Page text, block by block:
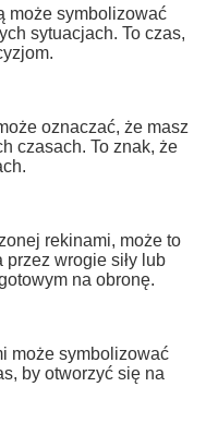
może symbolizować
sytuacjach. To czas,
oznaczać, że masz
czasach. To znak, że
rekinami, może to
wrogie siły lub
na obronę.
może symbolizować
by otworzyć się na